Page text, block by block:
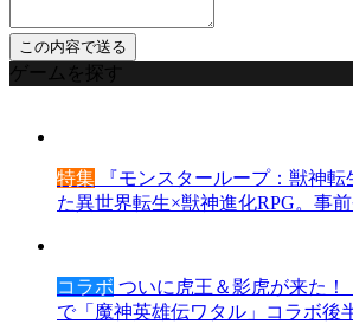
ゲームを探す
特集 『モンスターループ：獣神
た異世界転生×獣神進化RPG。事前
コラボ ついに虎王＆影虎が来た！
で「魔神英雄伝ワタル」コラボ後